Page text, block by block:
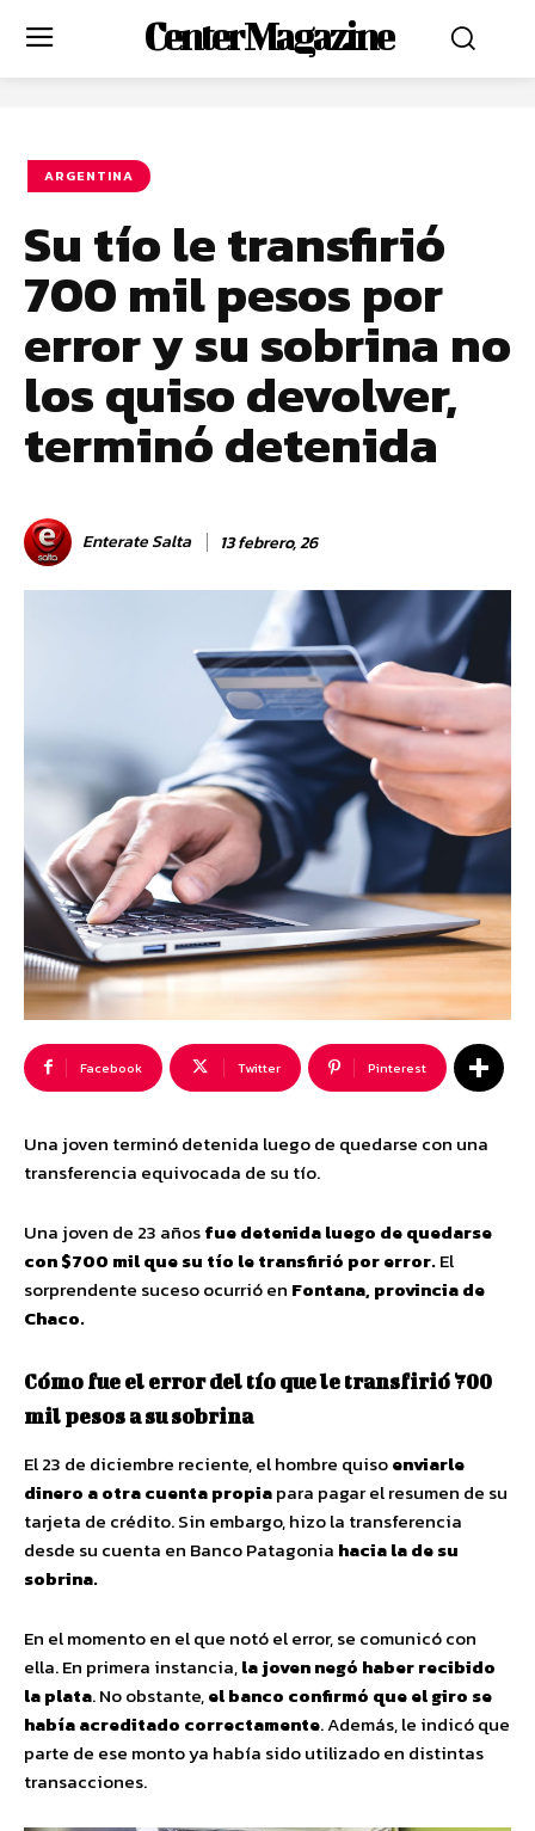
Center Magazine
ARGENTINA
Su tío le transfirió
700 mil pesos por
error y su sobrina no
los quiso devolver,
terminó detenida
Enterate Salta 13 febrero, 26
Facebook Twitter Pinterest
Una joven terminó detenida luego de quedarse con una
transferencia equivocada de su tío.
Una joven de 23 añosfue detenida luego de quedarse
con $700 mil que su tío letransfirió por error.El
sorprendente suceso ocurrió en Fontana, provincia de
Chaco.
Cómo fue el error del tío que le transfirió 700
mil pesos a su sobrina
El 23 de diciembre reciente, el hombre quisoenviarle
dinero a otra cuenta propiapara pagar el resumen de su
tarjeta de crédito. Sin embargo, hizo la transferencia
desde su cuenta en Banco Patagonia hacia la de su
sobrina.
En el momento en el que notó el error, se comunicó con
ella. En primera instancia,la joven negó haber recibido
la plata. No obstante,el banco confirmó que el giro se
había acreditado correctamente. Además, le indicó que
parte de ese monto ya había sido utilizado en distintas
transacciones.